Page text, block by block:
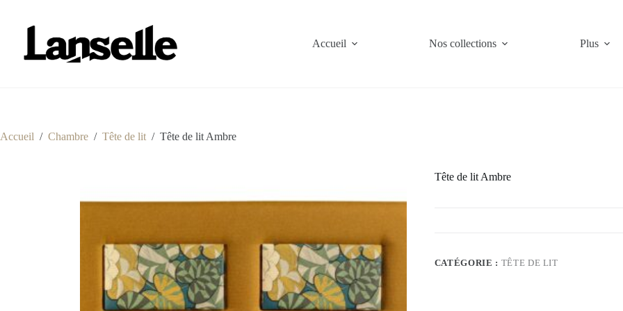
contenu
Accueil Nos collections Plus
Accueil / Chambre / Tête de lit / Tête de lit Ambre
Tête de lit Ambre
CATÉGORIE : TÊTE DE LIT